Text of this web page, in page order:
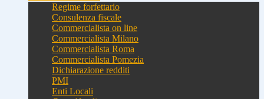
Regime forfettario
Consulenza fiscale
Commercialista on line
Commercialista Milano
Commercialista Roma
Commercialista Pomezia
Dichiarazione redditi
PMI
Enti Locali